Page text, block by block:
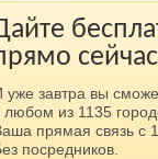
уже завтра вы
любом из 1135
прямая связь с
посредников.